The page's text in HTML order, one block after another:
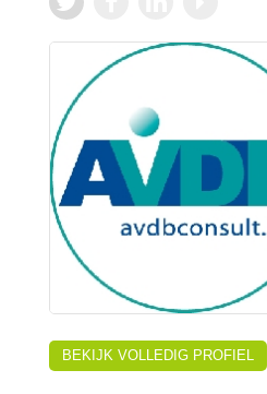
BEKIJK VOLLEDIG PROFIEL